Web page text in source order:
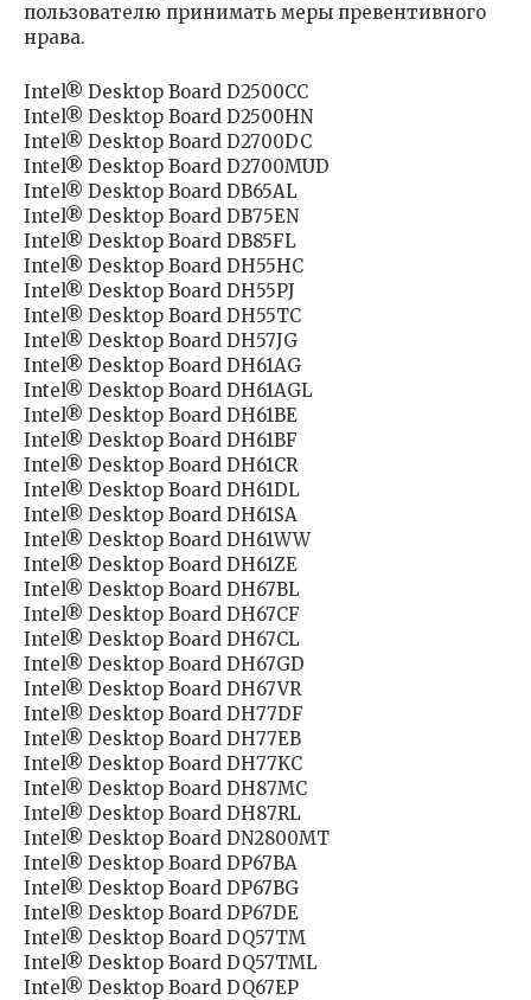
пользователю принимать меры превентивного
нрава.
Intel® Desktop Board D2500CC
Intel® Desktop Board D2500HN
Intel® Desktop Board D2700DC
Intel® Desktop Board D2700MUD
Intel® Desktop Board DB65AL
Intel® Desktop Board DB75EN
Intel® Desktop Board DB85FL
Intel® Desktop Board DH55HC
Intel® Desktop Board DH55PJ
Intel® Desktop Board DH55TC
Intel® Desktop Board DH57JG
Intel® Desktop Board DH61AG
Intel® Desktop Board DH61AGL
Intel® Desktop Board DH61BE
Intel® Desktop Board DH61BF
Intel® Desktop Board DH61CR
Intel® Desktop Board DH61DL
Intel® Desktop Board DH61SA
Intel® Desktop Board DH61WW
Intel® Desktop Board DH61ZE
Intel® Desktop Board DH67BL
Intel® Desktop Board DH67CF
Intel® Desktop Board DH67CL
Intel® Desktop Board DH67GD
Intel® Desktop Board DH67VR
Intel® Desktop Board DH77DF
Intel® Desktop Board DH77EB
Intel® Desktop Board DH77KC
Intel® Desktop Board DH87MC
Intel® Desktop Board DH87RL
Intel® Desktop Board DN2800MT
Intel® Desktop Board DP67BA
Intel® Desktop Board DP67BG
Intel® Desktop Board DP67DE
Intel® Desktop Board DQ57TM
Intel® Desktop Board DQ57TML
Intel® Desktop Board DQ67EP